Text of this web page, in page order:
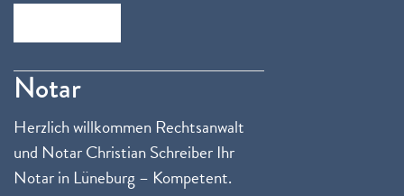
Notar
Herzlich willkommen Rechtsanwalt
und Notar Christian Schreiber Ihr
Notar in Lüneburg – Kompetent.